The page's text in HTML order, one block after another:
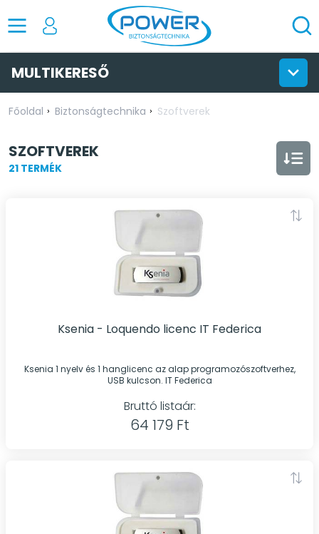
MULTIKERESŐ
Főoldal Biztonságtechnika Szoftverek
SZOFTVEREK
21 TERMÉK
Ksenia - Loquendo licenc IT Federica
Ksenia 1 nyelv és 1 hanglicenc az alap programozószoftverhez,
USB kulcson. IT Federica
Bruttó listaár:
64 179 Ft